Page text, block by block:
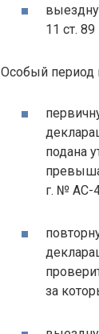
11 ст.
Особый период
подана
г. № АС-
за